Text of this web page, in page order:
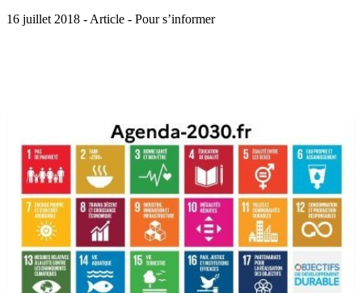
16 juillet 2018 - Article - Pour s’informer